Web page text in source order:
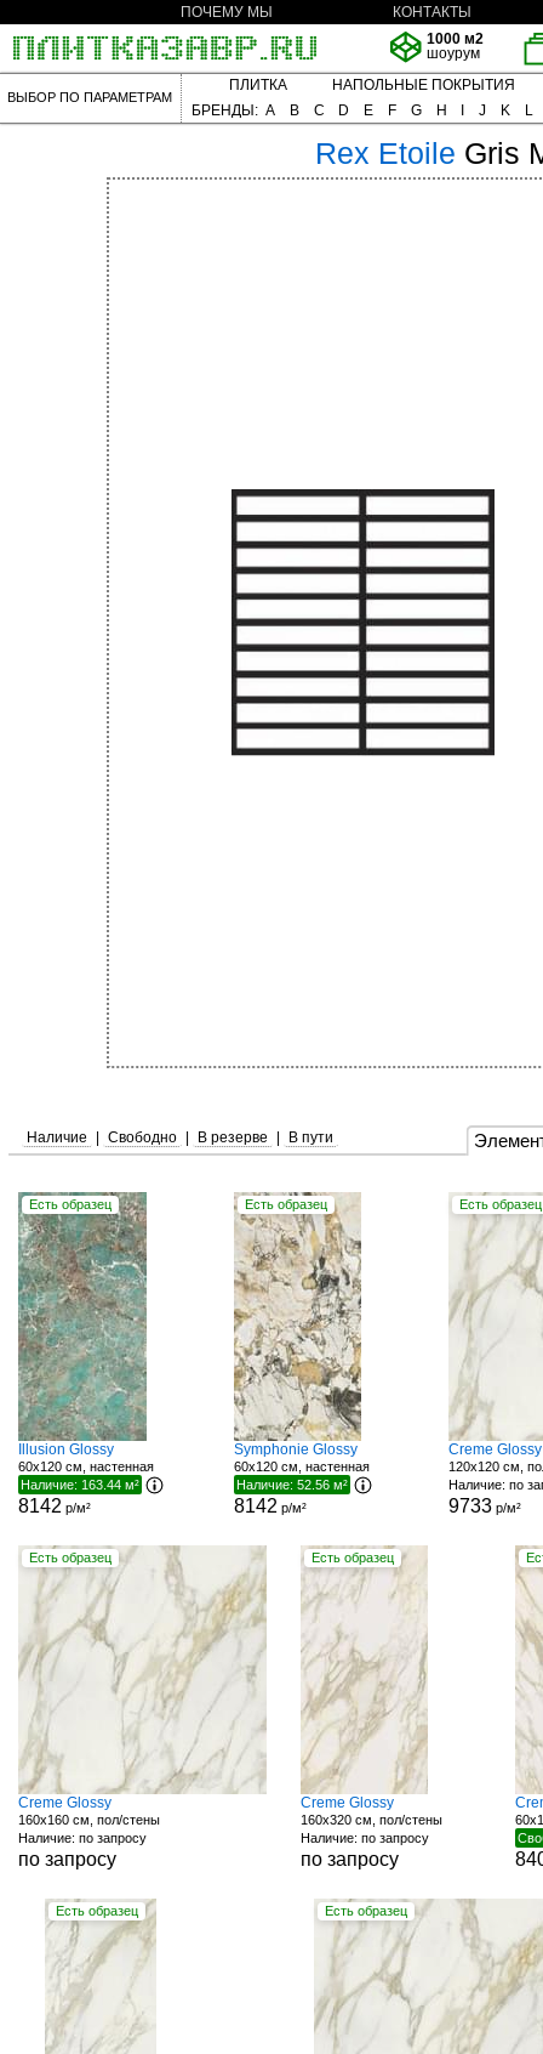
ПОЧЕМУ МЫ
КОНТАКТЫ
1000 м2
шоурум
ВЫБОР ПО ПАРАМЕТРАМ
ПЛИТКА
НАПОЛЬНЫЕ ПОКРЫТИЯ
БРЕНДЫ: A B C D E F G H J K L
Rex Etoile Gris
Наличие Свободно В резерве В пути
Есть образец
Illusion Glossy
60x120 см, настенная
Наличие: 163.44 м²
8142 р/м²
Есть образец
Symphonie Glossy
60x120 см, настенная
Наличие: 52.56 м²
8142 р/м²
Есть образец
Creme Glossy
120x120 см,
Наличие: по
9733р/м²
Есть образец
Creme Glossy
160x160 см, пол/стены
Наличие: по запросу
по запросу
Есть образец
Creme Glossy
160x320 см, пол/стены
Наличие: по запросу
по запросу
Есть образец Есть образец